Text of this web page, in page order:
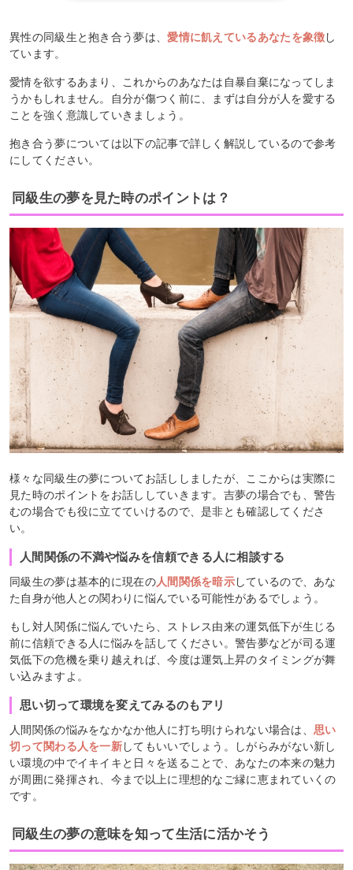
異性の同級生と抱き合う夢は、愛情に飢えているあなたを象徴し
ています。
愛情を欲するあまり、これからのあなたは自暴自棄になってしま
うかもしれません。自分が傷つく前に、まずは自分が人を愛する
ことを強く意識していきましょう。
抱き合う夢については以下の記事で詳しく解説しているので参考
にしてください。
同級生の夢を見た時のポイントは？
様々な同級生の夢についてお話ししましたが、ここからは実際に
見た時のポイントをお話ししていきます。吉夢の場合でも、警告
むの場合でも役に立てていけるので、是非とも確認してくださ
い。
人間関係の不満や悩みを信頼できる人に相談する
同級生の夢は基本的に現在の人間関係を暗示しているので、あな
た自身が他人との関わりに悩んでいる可能性があるでしょう。
もし対人関係に悩んでいたら、ストレス由来の運気低下が生じる
前に信頼できる人に悩みを話してください。警告夢などが司る運
気低下の危機を乗り越えれば、今度は運気上昇のタイミングが舞
い込みますよ。
思い切って環境を変えてみるのもアリ
人間関係の悩みをなかなか他人に打ち明けられない場合は、思い
切って関わる人を一新してもいいでしょう。しがらみがない新し
い環境の中でイキイキと日々を送ることで、あなたの本来の魅力
が周囲に発揮され、今まで以上に理想的なご縁に恵まれていくの
です。
同級生の夢の意味を知って生活に活かそう